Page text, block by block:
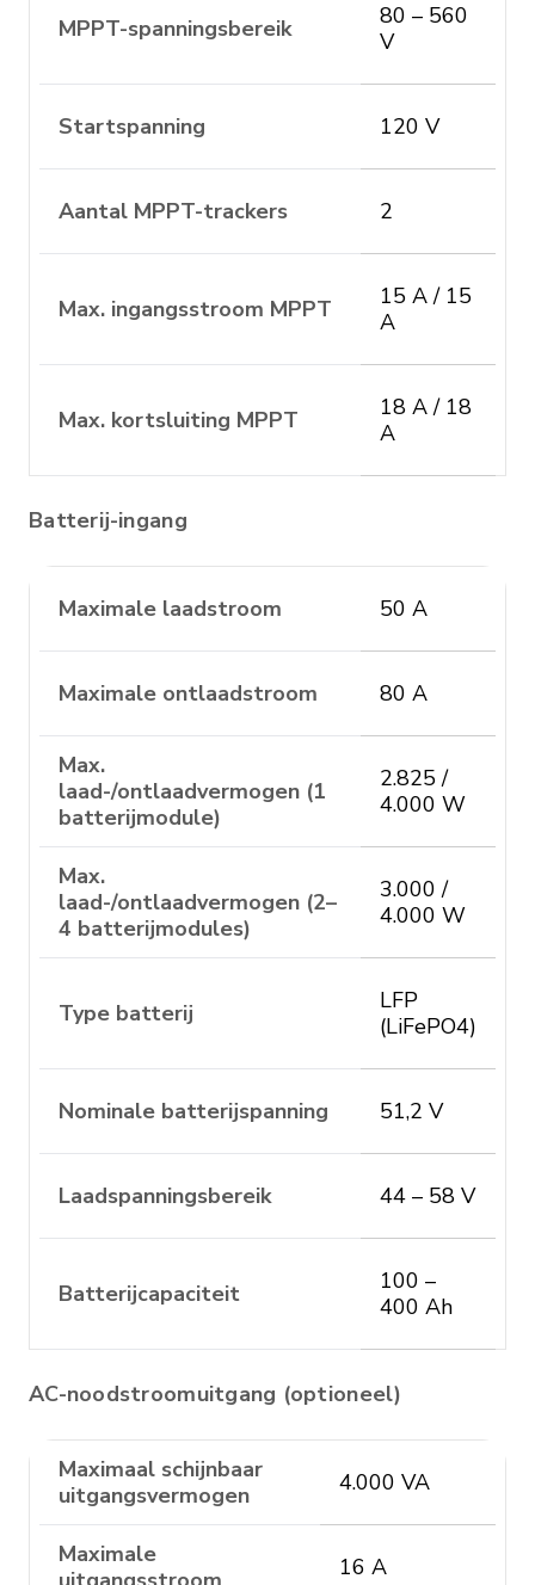
MPPT-spanningsbereik
80 – 560
V
Startspanning 120 V
Aantal MPPT-trackers 2
Max. ingangsstroom MPPT
15 A / 15
A
Max. kortsluiting MPPT
18 A / 18
A
Batterij-ingang
Maximale laadstroom 50 A
Maximale ontlaadstroom 80 A
Max.
laad-/ontlaadvermogen (1
batterijmodule)
2.825 /
4.000 W
Max.
laad-/ontlaadvermogen (2–
4 batterijmodules)
3.000 /
4.000 W
Type batterij
LFP
(LiFePO4)
Nominale batterijspanning 51,2 V
Laadspanningsbereik 44 – 58 V
Batterijcapaciteit
100 –
400 Ah
AC-noodstroomuitgang (optioneel)
Maximaal schijnbaar
uitgangsvermogen
4.000 VA
Maximale
16 A